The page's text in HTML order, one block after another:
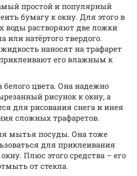
простой и популярный
бумагу к окну. Для этого в
воды растворяют две ложки
или натёртого твердого.
наносят на трафарет
его влажным к
белого цвета. Она надежно
рисунок к окну, а
для рисования снега и инея
сложных трафаретов.
мытья посуды. Она тоже
для приклеивания
Плюс этого средства – его
от стекла.